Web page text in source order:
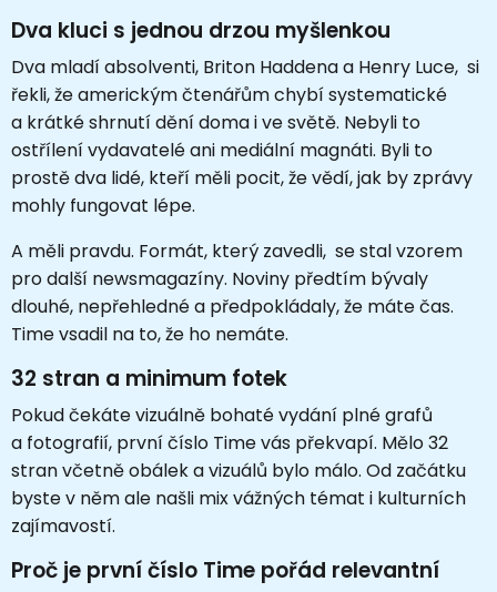
Dva kluci s jednou drzou myšlenkou
Dva mladí absolventi, Briton Haddena a Henry Luce, si
řekli, že americkým čtenářům chybí systematické
a krátké shrnutí dění doma i ve světě. Nebyli to
ostřílení vydavatelé ani mediální magnáti. Byli to
prostě dva lidé, kteří měli pocit, že vědí, jak by zprávy
mohly fungovat lépe.
A měli pravdu. Formát, který zavedli, se stal vzorem
pro další newsmagazíny. Noviny předtím bývaly
dlouhé, nepřehledné a předpokládaly, že máte čas.
Time vsadil na to, že ho nemáte.
32 stran a minimum fotek
Pokud čekáte vizuálně bohaté vydání plné grafů
a fotografií, první číslo Time vás překvapí. Mělo 32
stran včetně obálek a vizuálů bylo málo. Od začátku
byste v něm ale našli mix vážných témat i kulturních
zajímavostí.
Proč je první číslo Time pořád relevantní